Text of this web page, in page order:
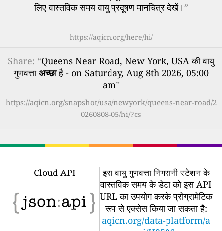
लिए वास्तविक समय वायु प्रदूषण मानचित्र देखें।”
https://aqicn.org/here/hi/
Share: “Queens Near Road, New York, USA की वायु
गुणवत्ताअच्छाहै - on Saturday, Aug 8th 2026, 05:00
am”
https://aqicn.org/snapshot/usa/newyork/queens-near-road/2
0260808-05/hi/?cs
Cloud API
इस वायु गुणवत्ता निगरानी स्टेशन के
वास्तविक समय के डेटा को इस API
URL का उपयोग करके प्रोग्रामेटिक
रूप से एक्सेस किया जा सकता है:
aqicn.org/data-platform/a